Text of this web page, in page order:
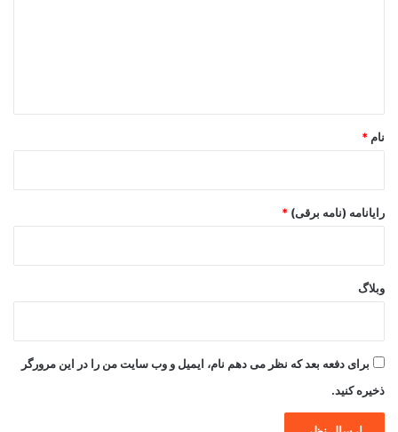
نام *
رایانامه (نامه برقی) *
وبلاگ
برای دفعه بعد که نظر می دهم نام، ایمیل و وب سایت من را در این مرورگر
ذخیره کنید.